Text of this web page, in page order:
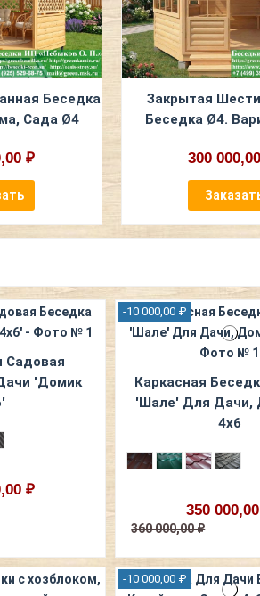
Беседка
Сада Ø4
₽
Закрытая
Беседка Ø4.
300
Садовая
'Домик
₽
-10 000,00 ₽
Каркасная
'Шале' Для Дачи,
4х6
350
360 000,00 ₽
-10 000,00 ₽